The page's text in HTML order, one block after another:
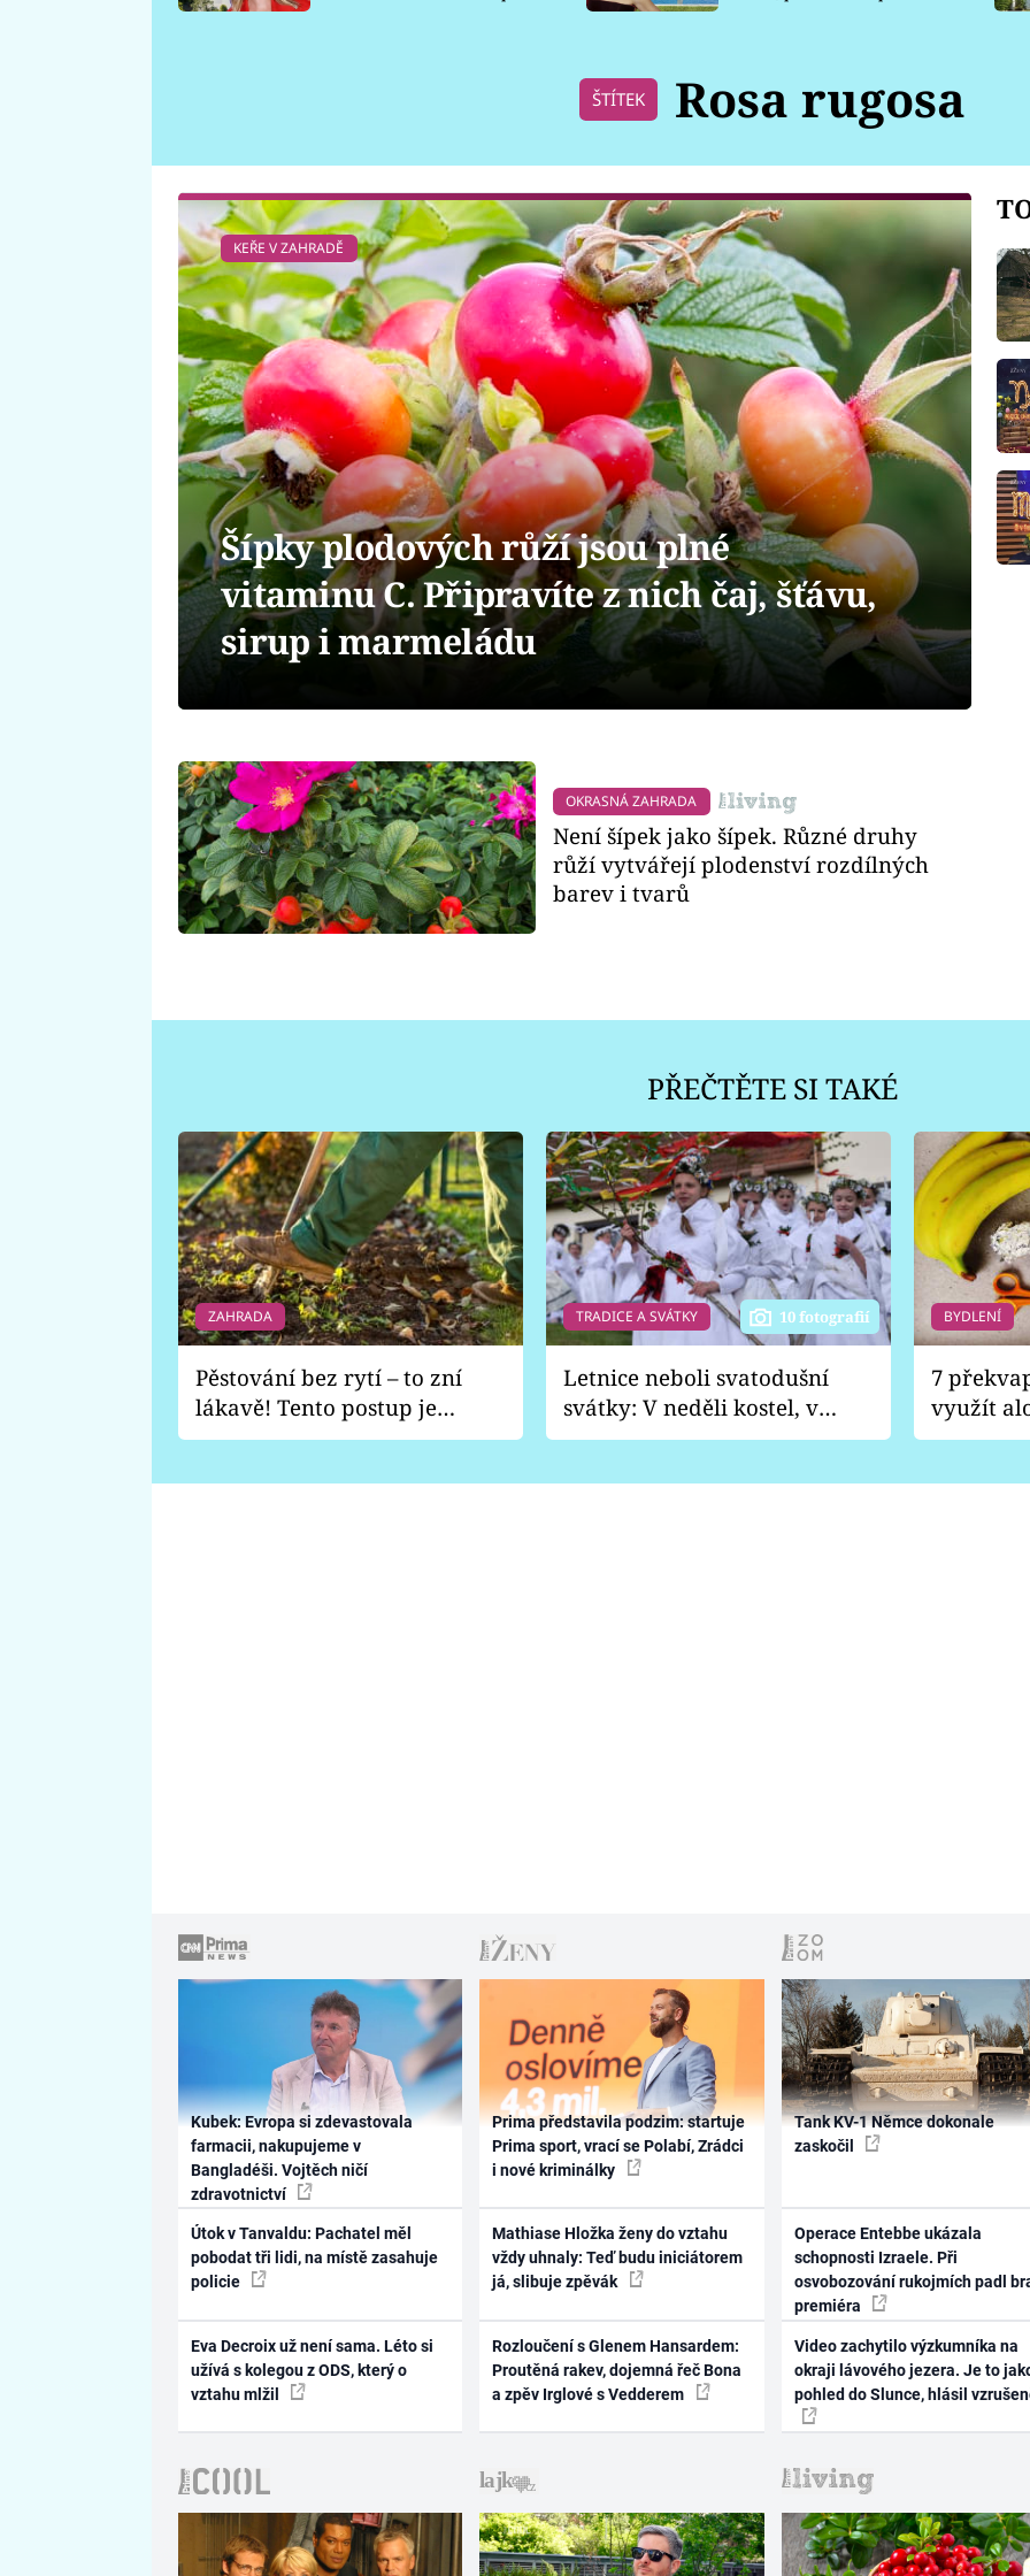
ŠTÍTEK Rosa rugosa
KEŘE V ZAHRADĚ
Šípky plodových růží jsou plné
vitaminu C. Připravíte z nich čaj, šťávu,
sirup i marmeládu
OKRASNÁ ZAHRADA
Není šípek jako šípek. Různé druhy
růží vytvářejí plodenství rozdílných
barev i tvarů
PŘEČTĚTE SI TAKÉ
ZAHRADA
Pěstování bez rytí – to zní
lákavě! Tento postup je
vhodný jen pro některé
TRADICE A SVÁTKY 10 fotografií
Letnice neboli svatodušní
svátky: V neděli kostel, v
pondělí zábava
BYDLENÍ
7
využít
Kubek: Evropa si zdevastovala
farmacii, nakupujeme v
Bangladéši. Vojtěch ničí
zdravotnictví
Útok v Tanvaldu: Pachatel měl
pobodat tři lidi, na místě zasahuje
policie
Eva Decroix už není sama. Léto si
užívá s kolegou z ODS, který o
vztahu mlžil
Prima představila podzim: startuje
Prima sport, vrací se Polabí, Zrádci
i nové kriminálky
Mathiase Hložka ženy do vztahu
vždy uhnaly: Teď budu iniciátorem
já, slibuje zpěvák
Rozloučení s Glenem Hansardem:
Proutěná rakev, dojemná řeč Bona
a zpěv Irglové s Vedderem
Tank KV-1 Němce dokonale
zaskočil
Operace Entebbe ukázala
schopnosti Izraele. Při
osvobozování rukojmích padl
premiéra
Video zachytilo výzkumníka na
okraji lávového jezera. Je to
pohled do Slunce, hlásil